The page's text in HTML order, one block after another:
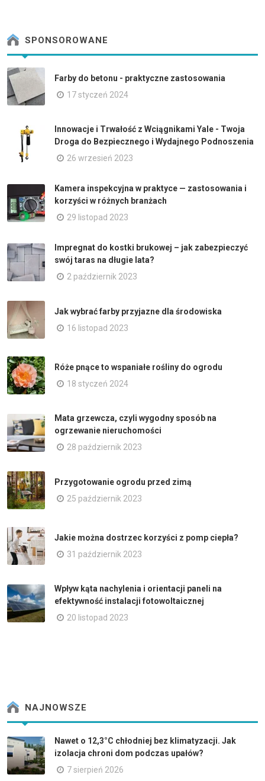
SPONSOROWANE
Farby do betonu - praktyczne zastosowania
17 styczeń 2024
Innowacje i Trwałość z Wciągnikami Yale - Twoja
Droga do Bezpiecznego i Wydajnego Podnoszenia
26 wrzesień 2023
Kamera inspekcyjna w praktyce — zastosowania i
korzyści w różnych branżach
29 listopad 2023
Impregnat do kostki brukowej – jak zabezpieczyć
swój taras na długie lata?
2 październik 2023
Jak wybrać farby przyjazne dla środowiska
16 listopad 2023
Róże pnące to wspaniałe rośliny do ogrodu
18 styczeń 2024
Mata grzewcza, czyli wygodny sposób na
ogrzewanie nieruchomości
28 październik 2023
Przygotowanie ogrodu przed zimą
25 październik 2023
Jakie można dostrzec korzyści z pomp ciepła?
31 październik 2023
Wpływ kąta nachylenia i orientacji paneli na
efektywność instalacji fotowoltaicznej
20 listopad 2023
NAJNOWSZE
Nawet o 12,3°C chłodniej bez klimatyzacji. Jak
izolacja chroni dom podczas upałów?
7 sierpień 2026